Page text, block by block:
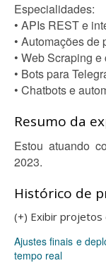
Especialidades:
• APIs REST e
• Automações de
• Web Scraping
• Bots para
• Chatbots e
Resumo da
Estou atuando
2023.
Histórico de
(+) Exibir projetos
Ajustes finais e
tempo real